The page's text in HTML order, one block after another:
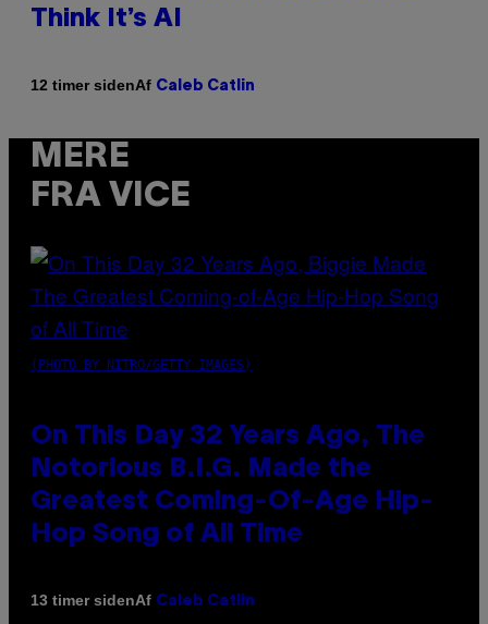
Think It’s AI
12 timer sidenAf Caleb Catlin
MERE
FRA VICE
(PHOTO BY NITRO/GETTY IMAGES)
On This Day 32 Years Ago, The
Notorious B.I.G. Made the
Greatest Coming-Of-Age Hip-
Hop Song of All Time
13 timer sidenAf Caleb Catlin